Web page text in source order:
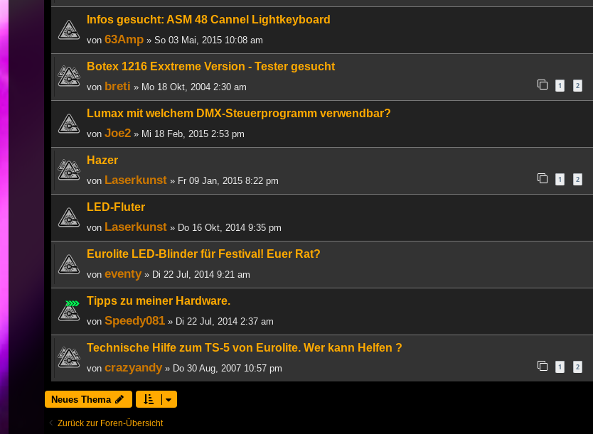
Infos gesucht: ASM 48 Cannel Lightkeyboard
von 63Amp » So 03 Mai, 2015 10:08 am
Botex 1216 Exxtreme Version - Tester gesucht
von breti » Mo 18 Okt, 2004 2:30 am 1 2
Lumax mit welchem DMX-Steuerprogramm verwendbar?
von Joe2 » Mi 18 Feb, 2015 2:53 pm
Hazer
von Laserkunst » Fr 09 Jan, 2015 8:22 pm 1 2
LED-Fluter
von Laserkunst » Do 16 Okt, 2014 9:35 pm
Eurolite LED-Blinder für Festival! Euer Rat?
von eventy» Di 22 Jul, 2014 9:21 am
Tipps zu meiner Hardware.
von Speedy081 » Di 22 Jul, 2014 2:37 am
Technische Hilfe zum TS-5 von Eurolite. Wer kann Helfen ?
von crazyandy» Do 30 Aug, 2007 10:57 pm 1 2
Neues Thema
Zurück zur Foren-Übersicht